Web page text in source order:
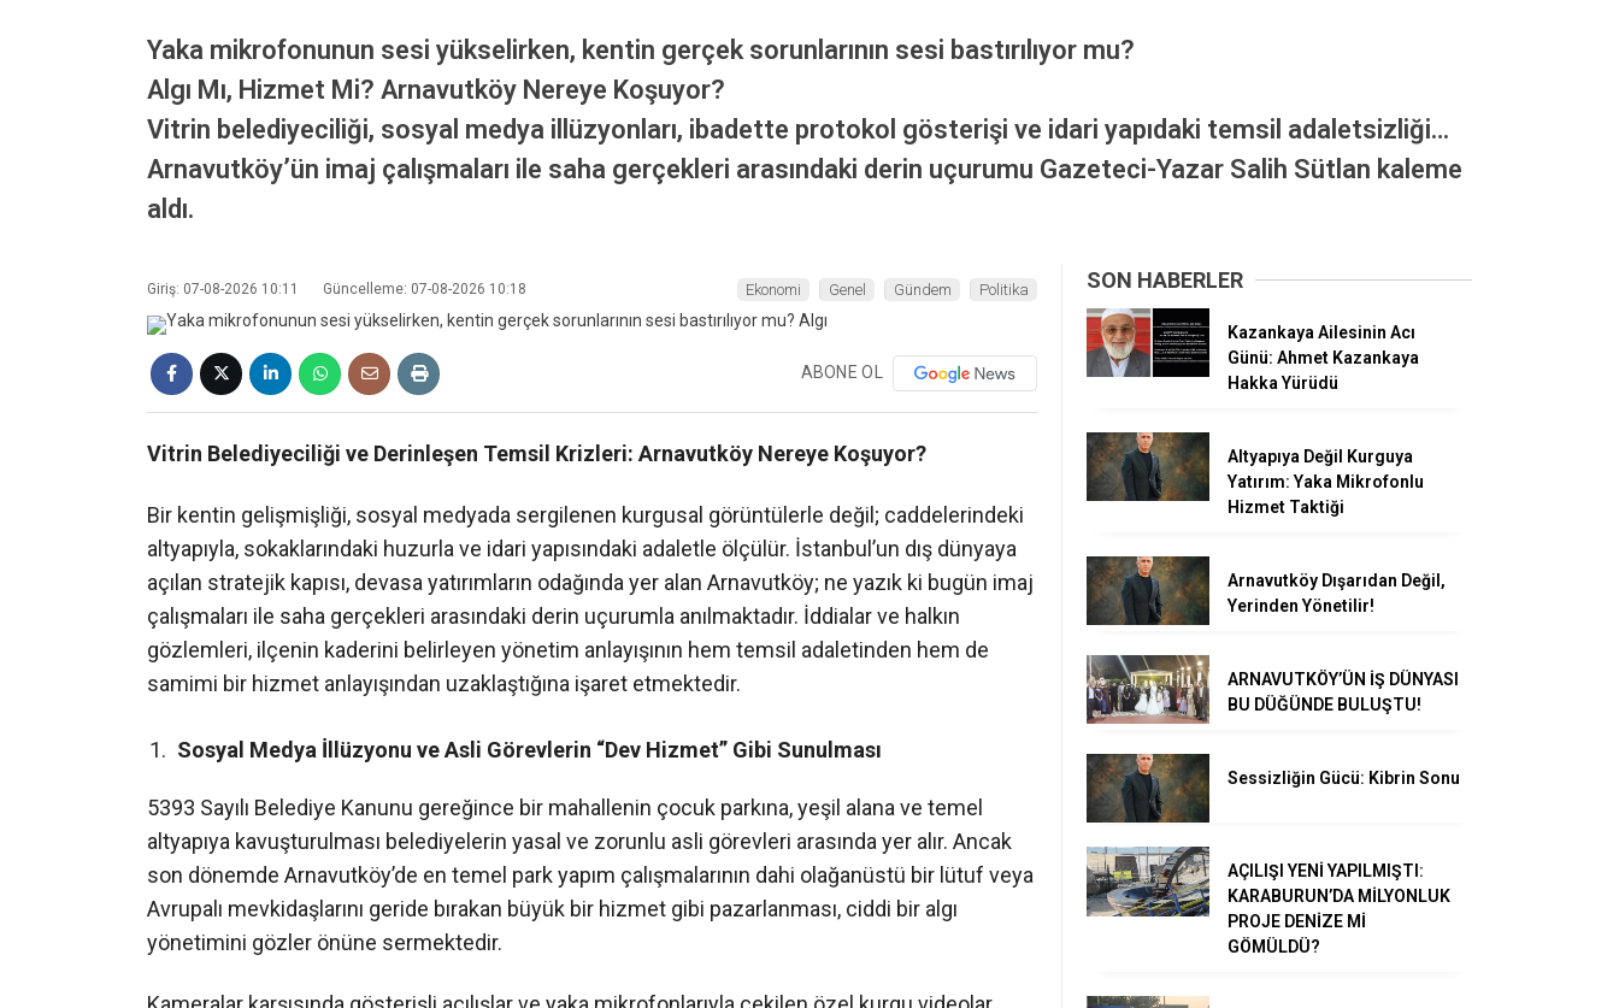
Yaka mikrofonunun sesi yükselirken, kentin gerçek sorunlarının sesi bastırılıyor mu?
Algı Mı, Hizmet Mi? Arnavutköy Nereye Koşuyor?
Vitrin belediyeciliği, sosyal medya illüzyonları, ibadette protokol gösterişi ve idari yapıdaki temsil adaletsizliği…
Arnavutköy’ün imaj çalışmaları ile saha gerçekleri arasındaki derin uçurumu Gazeteci-Yazar Salih Sütlan kaleme
aldı.
Giriş: 07-08-2026 10:11 Güncelleme: 07-08-2026 10:18 Ekonomi Genel Gündem Politika
ABONE OL
Vitrin Belediyeciliği ve Derinleşen Temsil Krizleri: Arnavutköy Nereye Koşuyor?
Bir kentin gelişmişliği, sosyal medyada sergilenen kurgusal görüntülerle değil; caddelerindeki
altyapıyla, sokaklarındaki huzurla ve idari yapısındaki adaletle ölçülür. İstanbul’un dış dünyaya
açılan stratejik kapısı, devasa yatırımların odağında yer alan Arnavutköy; ne yazık ki bugün imaj
çalışmaları ile saha gerçekleri arasındaki derin uçurumla anılmaktadır. İddialar ve halkın
gözlemleri, ilçenin kaderini belirleyen yönetim anlayışının hem temsil adaletinden hem de
samimi bir hizmet anlayışından uzaklaştığına işaret etmektedir.
Sosyal Medya İllüzyonu ve Asli Görevlerin “Dev Hizmet” Gibi Sunulması
5393 Sayılı Belediye Kanunu gereğince bir mahallenin çocuk parkına, yeşil alana ve temel
altyapıya kavuşturulması belediyelerin yasal ve zorunlu asli görevleri arasında yer alır. Ancak
son dönemde Arnavutköy’de en temel park yapım çalışmalarının dahi olağanüstü bir lütuf veya
Avrupalı mevkidaşlarını geride bırakan büyük bir hizmet gibi pazarlanması, ciddi bir algı
yönetimini gözler önüne sermektedir.
SON HABERLER
Kazankaya Ailesinin Acı
Günü: Ahmet Kazankaya
Hakka Yürüdü
Altyapıya Değil Kurguya
Yatırım: Yaka Mikrofonlu
Hizmet Taktiği
Arnavutköy Dışarıdan Değil,
Yerinden Yönetilir!
ARNAVUTKÖY’ÜN İŞ DÜNYASI
BU DÜĞÜNDE BULUŞTU!
Sessizliğin Gücü: Kibrin Sonu
AÇILIŞI YENİ YAPILMIŞTI:
KARABURUN’DA MİLYONLUK
PROJE DENİZE Mİ
GÖMÜLDÜ?